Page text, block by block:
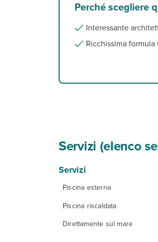
Perché scegliere
Interessante
Ricchissima
Servizi (elenco
Servizi
Piscina esterna
Piscina riscaldata
Direttamente sul mare